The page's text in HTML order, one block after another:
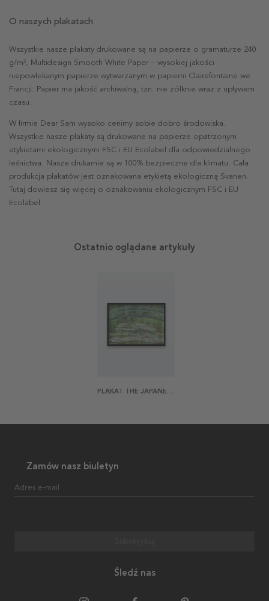
O naszych plakatach
Wszystkie nasze plakaty drukowane są na papierze o gramaturze 240
g/m², Multidesign Smooth White Paper – wysokiej jakości
niepowlekanym papierze wytwarzanym w papierni Clairefontaine we
Francji. Papier ma jakość archiwalną, tzn. nie żółknie wraz z upływem
czasu.
W firmie Dear Sam wysoko cenimy sobie dobro środowiska.
Wszystkie nasze plakaty są drukowane na papierze opatrzonym
etykietami ekologicznymi FSC i EU Ecolabel dla odpowiedzialnego
leśnictwa. Nasze drukarnie są w 100% bezpieczne dla klimatu. Cała
produkcja plakatów jest oznakowana etykietą ekologiczną Svanen.
Tutaj dowiesz się więcej o oznakowaniu ekologicznym FSC i EU
Ecolabel.
Ostatnio oglądane artykuły
PLAKAT THE JAPANESE FOOTBRIDGE BY MONET
Zamów nasz biuletyn
Adres e-mail
Śledź nas